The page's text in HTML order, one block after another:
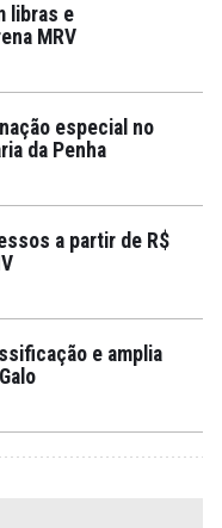
libras e
MRV
especial no
da Penha
a partir de R$
e amplia